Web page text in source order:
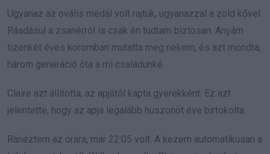
Ugyanaz az ovális medál volt rajtuk, ugyanazzal a zöld kővel.
Ráadásul a zsanérról is csak én tudtam biztosan. Anyám
tizenkét éves koromban mutatta meg nekem, és azt mondta,
három generáció óta a mi családunké.
Claire azt állította, az apjától kapta gyerekként. Ez azt
jelentette, hogy az apja legalább huszonöt éve birtokolta.
Ránéztem az órára, már 22:05 volt. A kezem automatikusan a